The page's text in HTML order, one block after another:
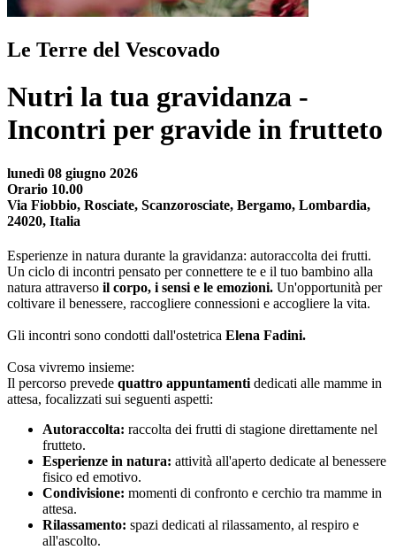
Le Terre del Vescovado
Nutri la tua gravidanza -
Incontri per gravide in frutteto
lunedì 08 giugno 2026
Orario 10.00
Via Fiobbio, Rosciate, Scanzorosciate, Bergamo, Lombardia,
24020, Italia
Esperienze in natura durante la gravidanza: autoraccolta dei frutti.
Un ciclo di incontri pensato per connettere te e il tuo bambino alla
natura attraverso il corpo, i sensi e le emozioni. Un'opportunità per
coltivare il benessere, raccogliere connessioni e accogliere la vita.
Gli incontri sono condotti dall'ostetrica Elena Fadini.
Cosa vivremo insieme:
Il percorso prevede quattro appuntamenti dedicati alle mamme in
attesa, focalizzati sui seguenti aspetti:
Autoraccolta: raccolta dei frutti di stagione direttamente nel
frutteto.
Esperienze in natura: attività all'aperto dedicate al benessere
fisico ed emotivo.
Condivisione: momenti di confronto e cerchio tra mamme in
attesa.
Rilassamento: spazi dedicati al rilassamento, al respiro e
all'ascolto.